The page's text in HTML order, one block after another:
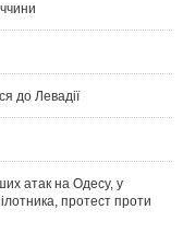
до Левадії
атак на Одесу, у
протест проти